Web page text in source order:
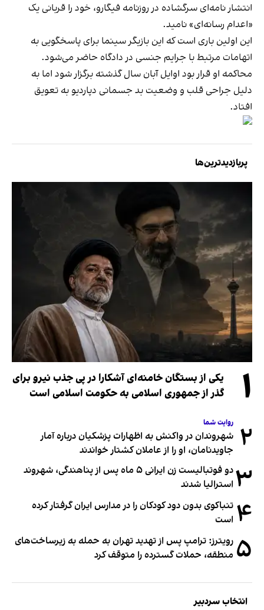
انتشار نامه‌ای سرگشاده در روزنامه فیگارو، خود را قربانی یک
«اعدام رسانه‌ای» نامید.
این اولین باری است که این بازیگر سینما برای پاسخگویی به
اتهامات مرتبط با جرایم جنسی در دادگاه حاضر می‌شود.
محاکمه او قرار بود اوایل آبان سال گذشته برگزار شود اما به
دلیل جراحی قلب و وضعیت بد جسمانی دپاردیو به تعویق
افتاد.
پربازدیدترین‌ها
۱
یکی از بستگان خامنه‌ای آشکارا در پی جذب نیرو برای
گذر از جمهوری اسلامی به حکومت اسلامی است
۲ روایت شما
شهروندان در واکنش به اظهارات پزشکیان درباره آمار
جاویدنامان، او را از عاملان کشتار خواندند
۳
دو فوتبالیست زن ایرانی ۵ ماه پس از پناهندگی، شهروند
استرالیا شدند
۴ تنباکوی بدون دود کودکان را در مدارس ایران گرفتار کرده
است
۵ رویترز: ترامپ پس از تهدید تهران به حمله به زیرساخت‌های
منطقه، حملات گسترده را متوقف کرد
انتخاب سردبیر